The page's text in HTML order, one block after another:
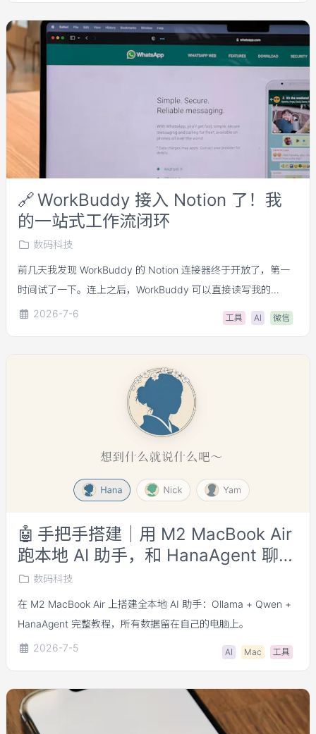
🔗WorkBuddy 接入 Notion 了！我
的一站式工作流闭环
数码科技
前几天我发现 WorkBuddy 的 Notion 连接器终于开放了，第一
时间试了一下。连上之后，WorkBuddy 可以直接读写我的
Notion 页面和数据库——写文章、记笔记、查资料，全在一个对
2026-7-6 工具 AI 微信
🤖 手把手搭建｜用 M2 MacBook Air
跑本地 AI 助手，和 HanaAgent 聊聊
人生数码科技
在 M2 MacBook Air 上搭建全本地 AI 助手：Ollama + Qwen +
HanaAgent 完整教程，所有数据留在自己的电脑上。
2026-7-5
AI Mac 工具